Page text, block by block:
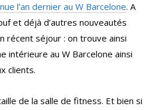
l’an dernier au W Barcelone. A
et déjà d’autres nouveautés
récent séjour : on trouve ainsi
intérieure au W Barcelone ainsi
clients.
de la salle de fitness. Et bien si